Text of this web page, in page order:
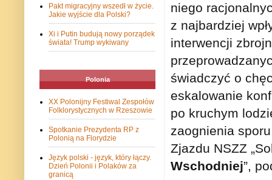
niego
z najbardziej
interwencji
świadczyć o
eskalowanie
po kruchym
zaognienia
Zjazdu NSZZ
Wschodniej”,
Pakt migracyjny wszedł w życie.
Jakie wyjście dla Polski?
Xi i Putin budują nowy porządek
świata! Trump wykiwany
Polonia
XX Polonijny Festiwal Zespołów
Folklorystycznych w Rzeszowie
Spotkanie Prezydenta RP z
Polonią na Florydzie
Język polski - język, który łączy.
Dzień Polonii i Polaków za
granicą